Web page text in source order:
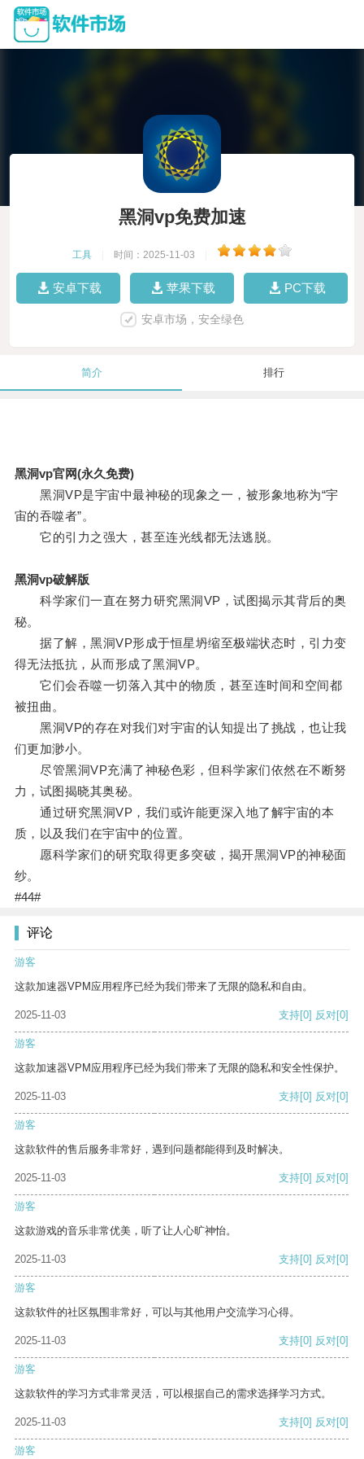
黑洞vp免费加速
工具 时间：2025-11-03
安卓下载 苹果下载 PC下载
安卓市场，安全绿色
简介 排行
黑洞vp官网(永久免费)
黑洞VP是宇宙中最神秘的现象之一，被形象地称为“宇
宙的吞噬者”。
它的引力之强大，甚至连光线都无法逃脱。
黑洞vp破解版
科学家们一直在努力研究黑洞VP，试图揭示其背后的奥
秘。
据了解，黑洞VP形成于恒星坍缩至极端状态时，引力变
得无法抵抗，从而形成了黑洞VP。
它们会吞噬一切落入其中的物质，甚至连时间和空间都
被扭曲。
黑洞VP的存在对我们对宇宙的认知提出了挑战，也让我
们更加渺小。
尽管黑洞VP充满了神秘色彩，但科学家们依然在不断努
力，试图揭晓其奥秘。
通过研究黑洞VP，我们或许能更深入地了解宇宙的本
质，以及我们在宇宙中的位置。
愿科学家们的研究取得更多突破，揭开黑洞VP的神秘面
纱。
#44#
评论
游客
这款加速器VPM应用程序已经为我们带来了无限的隐私和自由。
2025-11-03 支持[0] 反对[0]
游客
这款加速器VPM应用程序已经为我们带来了无限的隐私和安全性保护。
2025-11-03 支持[0] 反对[0]
游客
这款软件的售后服务非常好，遇到问题都能得到及时解决。
2025-11-03 支持[0] 反对[0]
游客
这款游戏的音乐非常优美，听了让人心旷神怡。
2025-11-03 支持[0] 反对[0]
游客
这款软件的社区氛围非常好，可以与其他用户交流学习心得。
2025-11-03 支持[0] 反对[0]
游客
这款软件的学习方式非常灵活，可以根据自己的需求选择学习方式。
2025-11-03 支持[0] 反对[0]
游客